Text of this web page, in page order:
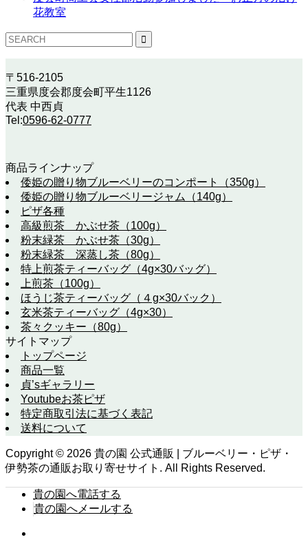
花教室
〒516-2105
三重県度会郡度会町平生1126
代表 中西貞
Tel:0596-62-0777
商品ラインナップ
倭姫の贈り物ブルーベリーのコンポート（350g）
倭姫の贈り物ブルーベリージャム（140g）
ピザ各種
高級煎茶 かぶせ茶（100g）
粉末緑茶 かぶせ茶（30g）
粉末緑茶 深蒸し茶（80g）
特上煎茶ティーバッグ（4g×30バッグ）
上煎茶（100g）
ほうじ茶ティーバッグ（４g×30バック）
玄米茶ティーバッグ（4g×30）
茶々クッキー（80g）
サイトマップ
トップページ
商品一覧
貞’sギャラリー
Youtubeお茶ピザ
特定商取引法に基づく表記
送料について
Copyright © 2026 貴の園 公式通販 | ブルーベリー・ピザ・
伊勢茶の通販お取り寄せサイト. All Rights Reserved.
貴の園へ電話する
貴の園へメールする